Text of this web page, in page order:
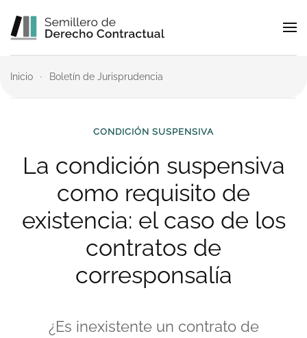
Skip to main content
Inicio Boletín de Jurisprudencia
CONDICIÓN SUSPENSIVA
La condición suspensiva
como requisito de
existencia: el caso de los
contratos de
corresponsalía
¿Es inexistente un contrato de